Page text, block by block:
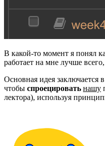
В какой-то момент я понял
работает на мне лучше
Основная идея заключается
чтобы спроецировать нашу
лектора), используя